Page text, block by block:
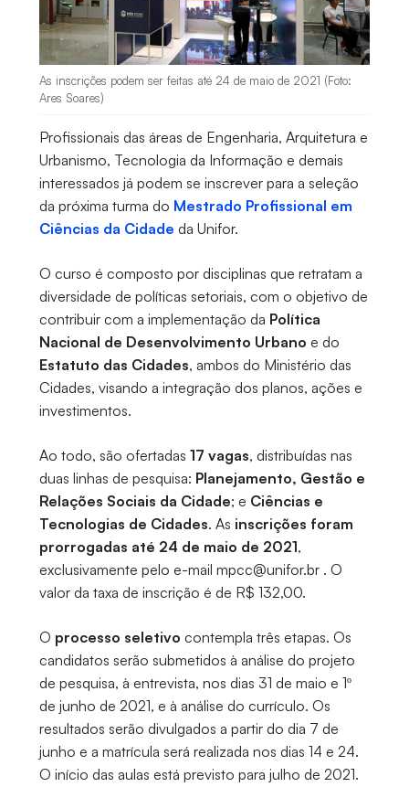
As inscrições podem ser feitas até 24 de maio de 2021 (Foto:
Ares Soares)
Profissionais das áreas de Engenharia, Arquitetura e
Urbanismo, Tecnologia da Informação e demais
interessados já podem se inscrever para a seleção
da próxima turma do Mestrado Profissional em
Ciências da Cidade da Unifor.
O curso é composto por disciplinas que retratam a
diversidade de políticas setoriais, com o objetivo de
contribuir com a implementação da Política
Nacional de Desenvolvimento Urbano e do
Estatuto das Cidades, ambos do Ministério das
Cidades, visando a integração dos planos, ações e
investimentos.
Ao todo, são ofertadas 17 vagas, distribuídas nas
duas linhas de pesquisa: Planejamento, Gestão e
Relações Sociais da Cidade; e Ciências e
Tecnologias de Cidades. As inscrições foram
prorrogadas até 24 de maio de 2021,
exclusivamente pelo e-mail mpcc@unifor.br . O
valor da taxa de inscrição é de R$ 132,00.
O processo seletivo contempla três etapas. Os
candidatos serão submetidos à análise do projeto
de pesquisa, à entrevista, nos dias 31 de maio e 1º
de junho de 2021, e à análise do currículo. Os
resultados serão divulgados a partir do dia 7 de
junho e a matrícula será realizada nos dias 14 e 24.
O início das aulas está previsto para julho de 2021.